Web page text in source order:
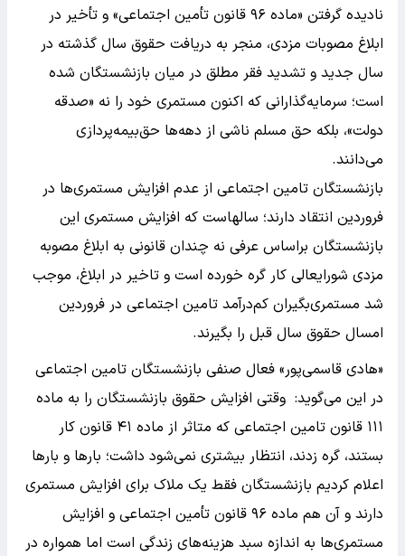
نادیده گرفتن «ماده ۹۶ قانون تأمین اجتماعی» و تأخیر در
ابلاغ مصوبات مزدی، منجر به دریافت حقوق سال گذشته در
سال جدید و تشدید فقر مطلق در میان بازنشستگان شده
است؛ سرمایه‌گذارانی که اکنون مستمری خود را نه «صدقه
دولت»، بلکه حق مسلم ناشی از دهه‌ها حق‌بیمه‌پردازی
می‌دانند.
بازنشستگان تامین اجتماعی از عدم افزایش مستمری‌ها در
فروردین انتقاد دارند؛ سالهاست که افزایش مستمری این
بازنشستگان براساس عرفی نه چندان قانونی به ابلاغ مصوبه
مزدی شورایعالی کار گره خورده است و تاخیر در ابلاغ، موجب
شد مستمری‌بگیران کم‌درآمد تامین اجتماعی در فروردین
امسال حقوق سال قبل را بگیرند.
«هادی قاسمی‌پور» فعال صنفی بازنشستگان تامین اجتماعی
در این می‌گوید: وقتی افزایش حقوق بازنشستگان را به ماده
۱۱۱ قانون تامین اجتماعی که متاثر از ماده ۴۱ قانون کار
بستند، گره زدند، انتظار بیشتری نمی‌شود داشت؛ بارها و بارها
اعلام کردیم بازنشستگان فقط یک ملاک برای افزایش مستمری
دارند و آن هم ماده ۹۶ قانون تأمین اجتماعی و افزایش
مستمری‌ها به اندازه سبد هزینه‌های زندگی است اما همواره در